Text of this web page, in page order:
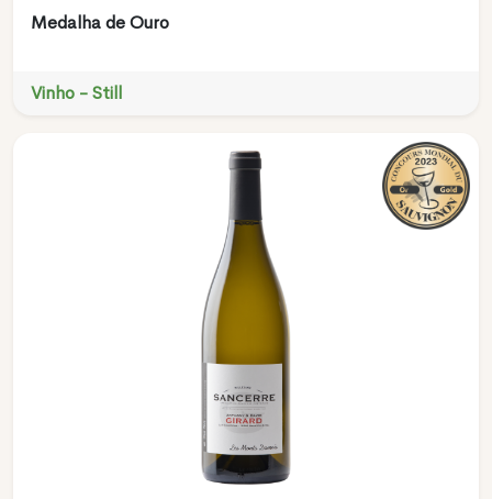
Medalha de Ouro
Vinho - Still